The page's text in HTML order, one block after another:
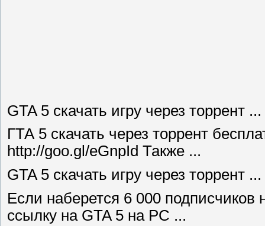
GTA 5 скачать игру через торрент ...
ГТА 5 скачать через торрент
http://goo.gl/eGnpId Также ...
GTA 5 скачать игру через торрент ...
Если наберется 6 000
ссылку на GTA 5 на PC ...